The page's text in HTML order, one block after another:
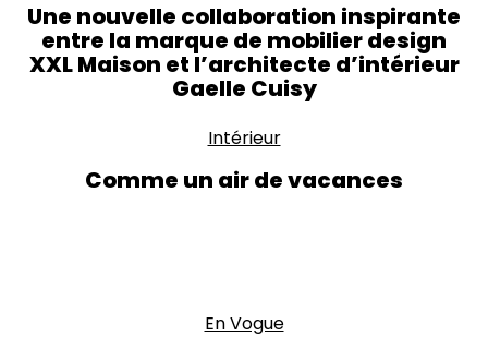
Une nouvelle collaboration inspirante
entre la marque de mobilier design
XXL Maison et l’architecte d’intérieur
Gaelle Cuisy
Intérieur
Comme un air de vacances
En Vogue